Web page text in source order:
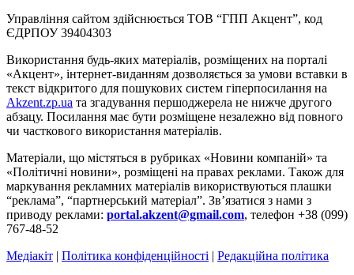
Управління сайтом здійснюється ТОВ “ГПП Акцент”, код
ЄДРПОУ 39404303
Використання будь-яких матеріалів, розміщених на порталі
«Акцент», інтернет-виданням дозволяється за умови вставки в
текст відкритого для пошукових систем гіперпосилання на
Akzent.zp.ua та згадування першоджерела не нижче другого
абзацу. Посилання має бути розміщене незалежно від повного
чи часткового використання матеріалів.
Матеріали, що містяться в рубриках «Новини компаній» та
«Політичні новини», розміщені на правах реклами. Також для
маркування рекламних матеріалів використвуються плашки
“реклама”, “партнерський матеріал”. Зв’язатися з нами з
приводу реклами: portal.akzent@gmail.com, телефон +38 (099)
767-48-52
Медіакіт | Політика конфіденційності | Редакційна політика